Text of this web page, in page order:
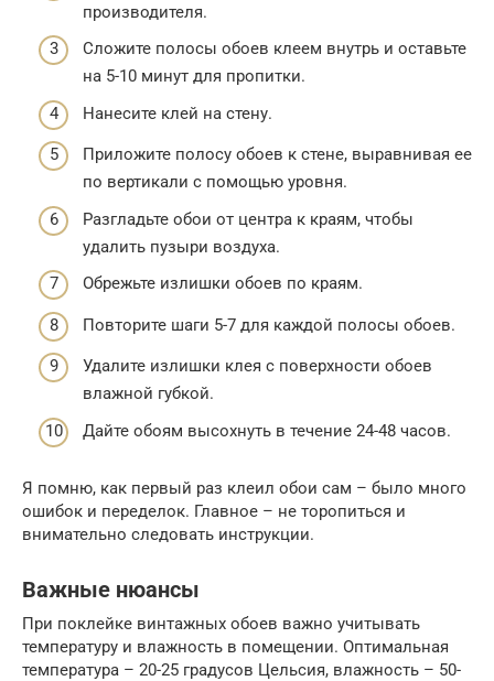
производителя.
Сложите полосы обоев клеем внутрь и оставьте
на 5-10 минут для пропитки.
Нанесите клей на стену.
Приложите полосу обоев к стене, выравнивая ее
по вертикали с помощью уровня.
Разгладьте обои от центра к краям, чтобы
удалить пузыри воздуха.
Обрежьте излишки обоев по краям.
Повторите шаги 5-7 для каждой полосы обоев.
Удалите излишки клея с поверхности обоев
влажной губкой.
Дайте обоям высохнуть в течение 24-48 часов.
Я помню, как первый раз клеил обои сам – было много
ошибок и переделок. Главное – не торопиться и
внимательно следовать инструкции.
Важные нюансы
При поклейке винтажных обоев важно учитывать
температуру и влажность в помещении. Оптимальная
температура – 20-25 градусов Цельсия, влажность – 50-